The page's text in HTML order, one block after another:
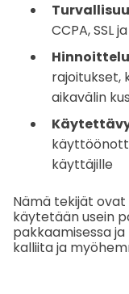
CCPA, SSL
rajoitukset,
aikavälin
käyttäjille
Nämä tekijät
käytetään usein
pakkaamisessa
kalliita ja